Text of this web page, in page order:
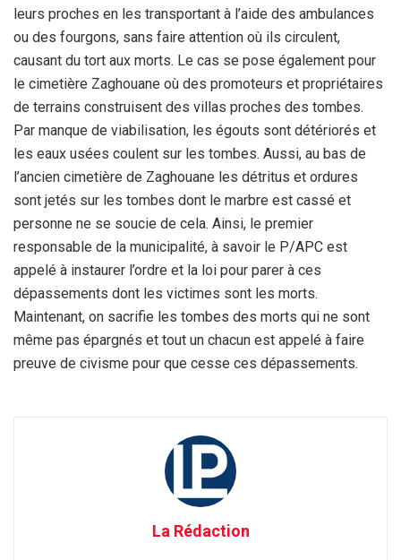
leurs proches en les transportant à l’aide des ambulances
ou des fourgons, sans faire attention où ils circulent,
causant du tort aux morts. Le cas se pose également pour
le cimetière Zaghouane où des promoteurs et propriétaires
de terrains construisent des villas proches des tombes.
Par manque de viabilisation, les égouts sont détériorés et
les eaux usées coulent sur les tombes. Aussi, au bas de
l’ancien cimetière de Zaghouane les détritus et ordures
sont jetés sur les tombes dont le marbre est cassé et
personne ne se soucie de cela. Ainsi, le premier
responsable de la municipalité, à savoir le P/APC est
appelé à instaurer l’ordre et la loi pour parer à ces
dépassements dont les victimes sont les morts.
Maintenant, on sacrifie les tombes des morts qui ne sont
même pas épargnés et tout un chacun est appelé à faire
preuve de civisme pour que cesse ces dépassements.
La Rédaction